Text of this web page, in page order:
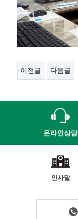
이전글 다음글
온라인상담
인사말